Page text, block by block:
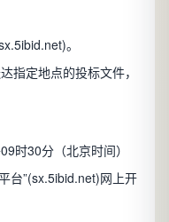
。
指定地点的投标文件，
时30分（北京时间）
台”(sx.5ibid.net)网上开